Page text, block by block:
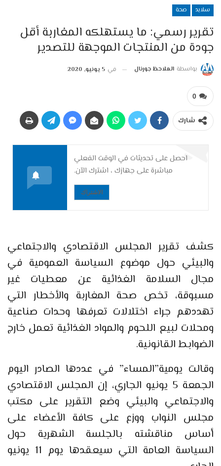
سلايد صحة
تقرير رسمي: ما يستهلكه المغاربة أقل
جودة من المنتجات الموجهة للتصدير
بواسطة الملاحظ جورنال في 5 يونيو, 2020
0
شارك
احصل على تحديثات في الوقت الفعلي
مباشرة على جهازك ، اشترك الآن.
الاشتراك
كشف تقرير المجلس الاقتصادي والاجتماعي
والبيئي حول موضوع السياسة العمومية في
مجال السلامة الغذائية عن معطيات غير
مسبوقة، تخص صحة المغاربة والأخطار التي
تهددهم جراء اختلالات تعرفها وحدات صناعية
ومحلات لبيع اللحوم والمواد الغذائية تعمل خارج
الضوابط القانونية.
وقالت يومية”المساء” في عددها الصادر اليوم
الجمعة 5 يونيو الجاري، إن المجلس الاقتصادي
والاجتماعي والبيئي وضع التقرير على مكتب
مجلس النواب ووزع على كافة الأعضاء على
أساس مناقشته بالجلسة الشهرية حول
السياسة العامة التي سيعقدها يوم 11 يونيو